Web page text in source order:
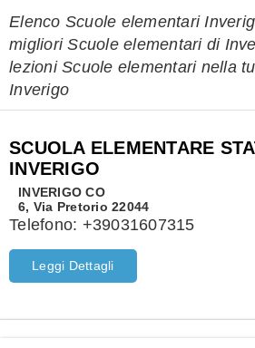
Elenco Scuole elementari
migliori Scuole elementari di
lezioni Scuole elementari nella
Inverigo
SCUOLA ELEMENTARE
INVERIGO
INVERIGO CO
6, Via Pretorio 22044
Telefono: +39031607315
Leggi Dettagli